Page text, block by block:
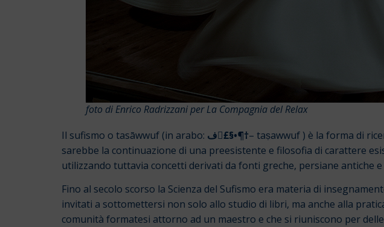
foto di Enrico Radrizzani per La Compagnia del Relax
Il sufismo o tasāwwuf (in arabo: ف£§•¶†– taṣawwuf ) è la forma di
sarebbe la continuazione di una preesistente e filosofia di carattere
utilizzando tuttavia concetti derivati da fonti greche, persiane antiche
Fino al secolo scorso la Scienza del Sufismo era materia di
invitati a sottomettersi non solo allo studio di libri, ma anche alla
comunità formatesi attorno ad un maestro e che si riuniscono per